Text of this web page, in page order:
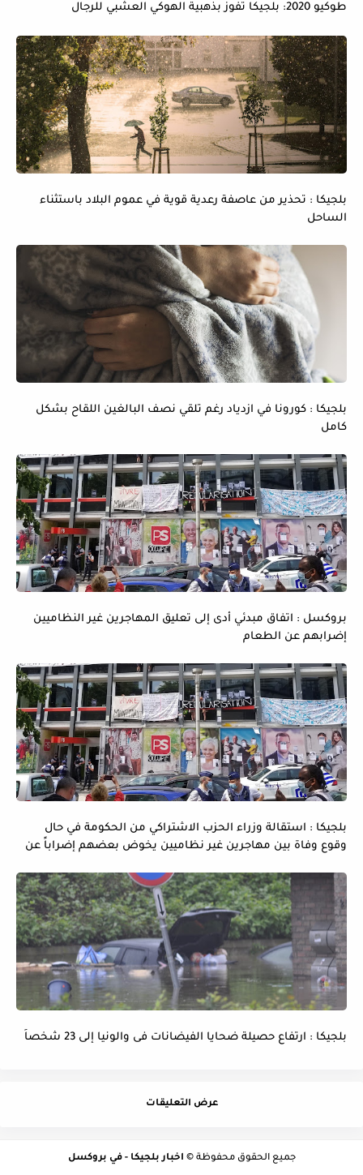
طوكيو 2020: بلجيكا تفوز بذهبية الهوكي العشبي للرجال
بلجيكا : تحذير من عاصفة رعدية قوية في عموم البلاد باستثناء
الساحل
بلجيكا : كورونا في ازدياد رغم تلقي نصف البالغين اللقاح بشكل
كامل
بروكسل : اتفاق مبدئي أدى إلى تعليق المهاجرين غير النظاميين
إضرابهم عن الطعام
بلجيكا : استقالة وزراء الحزب الاشتراكي من الحكومة في حال
وقوع وفاة بين مهاجرين غير نظاميين يخوض بعضهم إضراباً عن
بلجيكا : ارتفاع حصيلة ضحايا الفيضانات فى والونيا إلى 23 شخصاً
عرض التعليقات
جميع الحقوق محفوظة © اخبار بلجيكا - في بروكسل